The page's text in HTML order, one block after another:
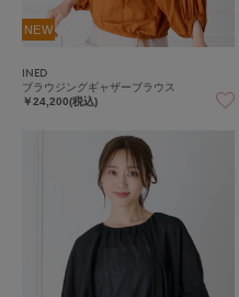
NEW
INED
ブラウジングギャザーブラウス
￥24,200(税込)